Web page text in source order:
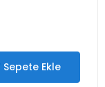
Sepete Ekle